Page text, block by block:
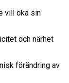
vill öka sin
och närhet
förändring av